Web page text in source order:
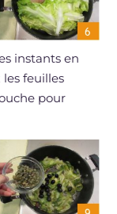
instants en
feuilles
pour